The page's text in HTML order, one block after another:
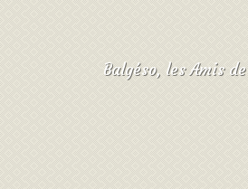
Balgéso, les Amis